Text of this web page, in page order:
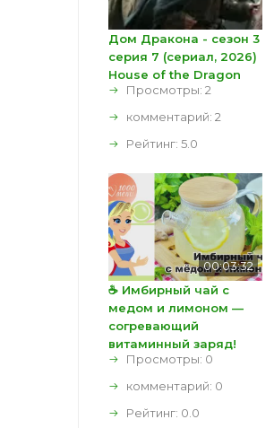
Дом Дракона - сезон 3
серия 7 (сериал, 2026)
House of the Dragon
Просмотры: 2
комментарий: 2
Рейтинг: 5.0
00:03:32
☕ Имбирный чай с
медом и лимоном —
согревающий
витаминный заряд!
Просмотры: 0
комментарий: 0
Рейтинг: 0.0